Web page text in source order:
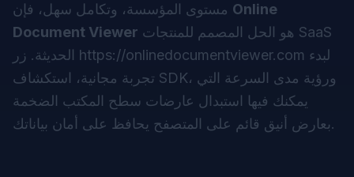
Online
Document Viewer
https://onlinedocumentviewer.com
تجربة مجانية، استكشاف SDK، ورؤية مدى السرعة التي
يمكنك فيها استبدال عارضات سطح المكتب الضخمة
بعارض أنيق قائم على المتصفح يحافظ على أمان بياناتك.